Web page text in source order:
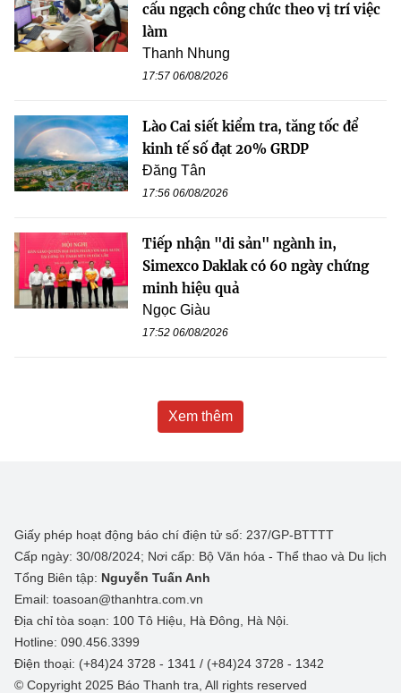
cấu ngạch công chức theo vị trí việc
làm
Thanh Nhung
17:57 06/08/2026
Lào Cai siết kiểm tra, tăng tốc để
kinh tế số đạt 20% GRDP
Đăng Tân
17:56 06/08/2026
Tiếp nhận "di sản" ngành in,
Simexco Daklak có 60 ngày chứng
minh hiệu quả
Ngọc Giàu
17:52 06/08/2026
Xem thêm
Giấy phép hoạt động báo chí điện tử số: 237/GP-BTTTT
Cấp ngày: 30/08/2024; Nơi cấp: Bộ Văn hóa - Thể thao và Du lịch
Tổng Biên tập: Nguyễn Tuấn Anh
Email: toasoan@thanhtra.com.vn
Địa chỉ tòa soạn: 100 Tô Hiệu, Hà Đông, Hà Nội.
Hotline: 090.456.3399
Điện thoại: (+84)24 3728 - 1341 / (+84)24 3728 - 1342
© Copyright 2025 Báo Thanh tra, All rights reserved